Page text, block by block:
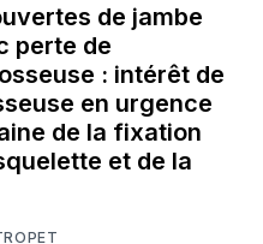
de jambe
perte de
: intérêt de
en urgence
de la fixation
et de la